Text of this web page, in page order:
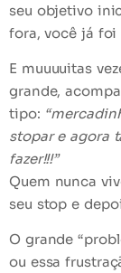
seu objetivo
fora, você já foi
E muuuuitas
grande,
tipo:
stopar e agora
fazer!!!”
Quem nunca
seu stop e
O grande
ou essa